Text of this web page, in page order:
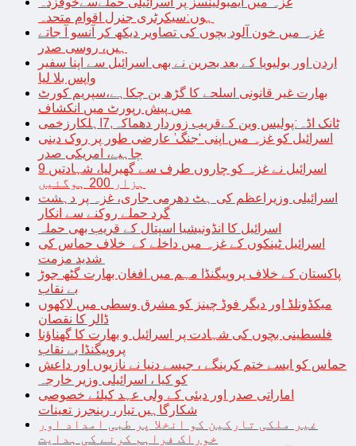
ہوں:سیکرٹری جنرل اقوام متحدہ
غزہ میں خون آلود بچوں کی تصاویر دیکھ کر آنسو آ جاتے
ہیں، روسی صدر
اردن اور بولیویا کے بعد بحرین نے بھی اسرائیل سے اپنا سفیر
واپس بلا لیا
بھارت غیر قانونی اسلحے کا گڑھ بن چکاہے،سپریم کورٹ
میں پیش رپورٹ میں انکشاف
ٹانک اڈہ:پولیس وین کےقریب زوردار دھماکہ,7اہلکارزخمی
اسرائیل کو غزہ میں اپنی ‘جنگ’ عارضی طور پر روک دینی
چاہیے، امریکی صدر
اسرائیل نے غزہ کو چاروں طرف سے گھیرلیا، شہادتیں 9
ہزار 200 ہوگئیں
اسرائیلی وزیراعظم کی ہٹ دھرمی جاری، غزہ پر دہشت
گرد حملے روکنے سے انکار
اسرائیل کا انڈونیشیا اسپتال کے قریب بھی حملہ
اسرائیل ٹینکوں کے غزہ میں داخلے کے خلاف حماس کی
پاکستان کے خلاف پروپیگنڈا مہم میں افغان بھارت گٹھ جوڑ
بے نقاب
میکڈونلڈ اور دیگر فوڈ چینز کو مشرق وسطی میں لاکھوں
ڈالر کا نقصان
فلسطینی بچوں کی شہادت پر اسرائیل و بھارت کا گھناؤنا
پروپیگنڈا بے نقاب
حماس کو ایسے ختم کرینگے ، جیسے دنیا نے نازیوں اور داعش
کو کیا ، اسرائیلی وزیر خارجہ
اماراتی صدر اور دبئی کے ولی عہد کیلئے خصوصی
شکارگاہیں تیار، رینجرز تعینات
غیر ملکی تارکین کو انخلا پر طبی امداد اور
خوراک فراہم کرنے کی ہدایت